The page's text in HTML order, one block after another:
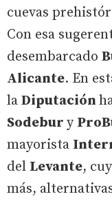
cuevas
Con esa
desembarcado
Alicante. En
la Diputación
Sodebur y
mayorista
del Levante,
más,